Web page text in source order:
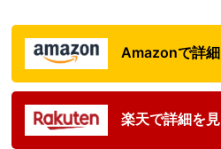
Amazonで詳
楽天で詳細を